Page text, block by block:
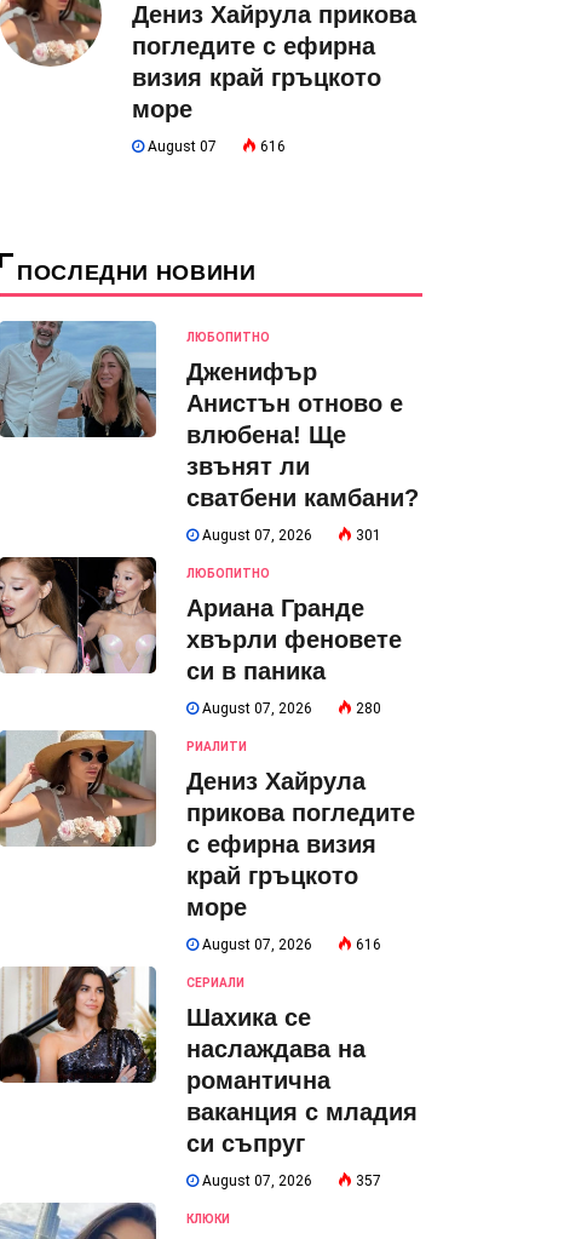
Дениз Хайрула прикова
погледите с ефирна
визия край гръцкото
море
August 07 616
ПОСЛЕДНИ НОВИНИ
ЛЮБОПИТНО
Дженифър
Анистън отново е
влюбена! Ще
звънят ли
сватбени камбани?
August 07, 2026 301
ЛЮБОПИТНО
Ариана Гранде
хвърли феновете
си в паника
August 07, 2026 280
РИАЛИТИ
Дениз Хайрула
прикова погледите
с ефирна визия
край гръцкото
море
August 07, 2026 616
СЕРИАЛИ
Шахика се
наслаждава на
романтична
ваканция с младия
си съпруг
August 07, 2026 357
КЛЮКИ